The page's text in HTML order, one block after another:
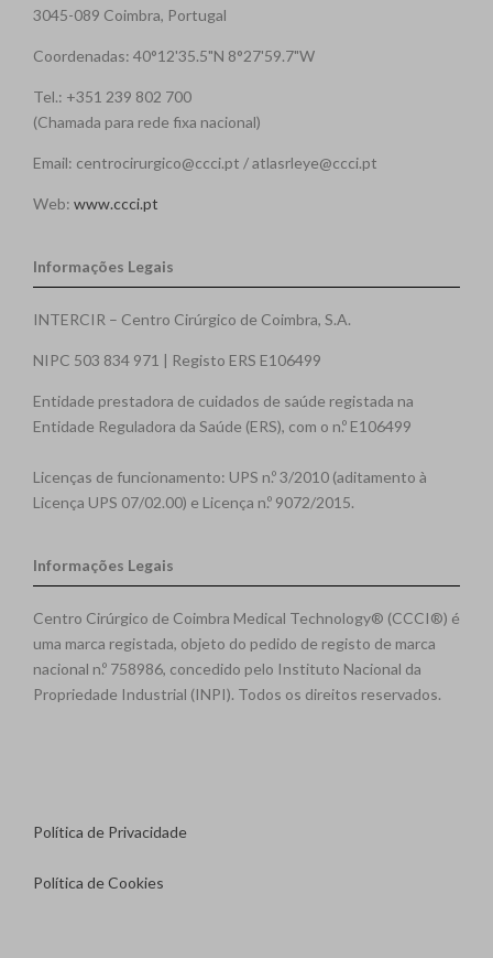
3045-089 Coimbra, Portugal
Coordenadas: 40°12'35.5"N 8°27'59.7"W
Tel.: +351 239 802 700
(Chamada para rede fixa nacional)
Email: centrocirurgico@ccci.pt / atlasrleye@ccci.pt
Web: www.ccci.pt
Informações Legais
INTERCIR – Centro Cirúrgico de Coimbra, S.A.
NIPC 503 834 971 | Registo ERS E106499
Entidade prestadora de cuidados de saúde registada na
Entidade Reguladora da Saúde (ERS), com o n.º E106499
Licenças de funcionamento: UPS n.º 3/2010 (aditamento à
Licença UPS 07/02.00) e Licença n.º 9072/2015.
Informações Legais
Centro Cirúrgico de Coimbra Medical Technology® (CCCI®) é
uma marca registada, objeto do pedido de registo de marca
nacional n.º 758986, concedido pelo Instituto Nacional da
Propriedade Industrial (INPI). Todos os direitos reservados.
Política de Privacidade
Política de Cookies